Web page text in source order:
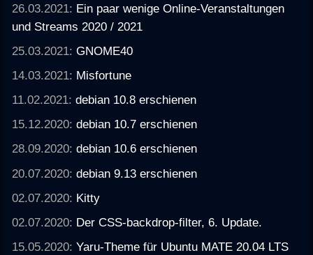
26.03.2021: Ein paar wenige Online-Veranstaltungen
und Streams 2020 / 2021
25.03.2021:GNOME40
14.03.2021: Misfortune
11.02.2021:debian 10.8 erschienen
15.12.2020:debian 10.7 erschienen
28.09.2020:debian 10.6 erschienen
20.07.2020:debian 9.13 erschienen
02.07.2020: Kitty
02.07.2020: Der CSS-backdrop-filter, 6. Update.
15.05.2020:Yaru-Theme für Ubuntu MATE 20.04 LTS